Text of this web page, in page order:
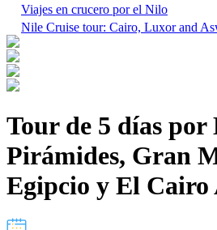
Viajes en crucero por el Nilo
Nile Cruise tour: Cairo, Luxor and
Tour de 5 días
Pirámides, Gran
Egipcio y El Cairo